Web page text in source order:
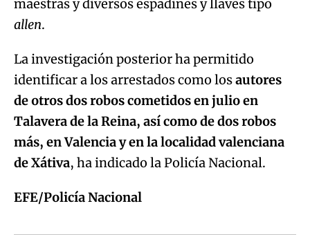
maestras y diversos espadines y llaves tipo
allen.
La investigación posterior ha permitido
identificar a los arrestados como losautores
de otros dos robos cometidos en julio en
Talavera de la Reina, así como de dos robos
más, en Valencia y en la localidad valenciana
de Xátiva, ha indicado la Policía Nacional.
EFE/Policía Nacional